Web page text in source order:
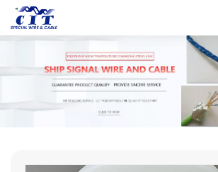
Ltd.
English
Français